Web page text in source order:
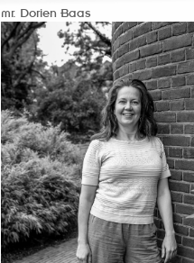
mr. Dorien Baas